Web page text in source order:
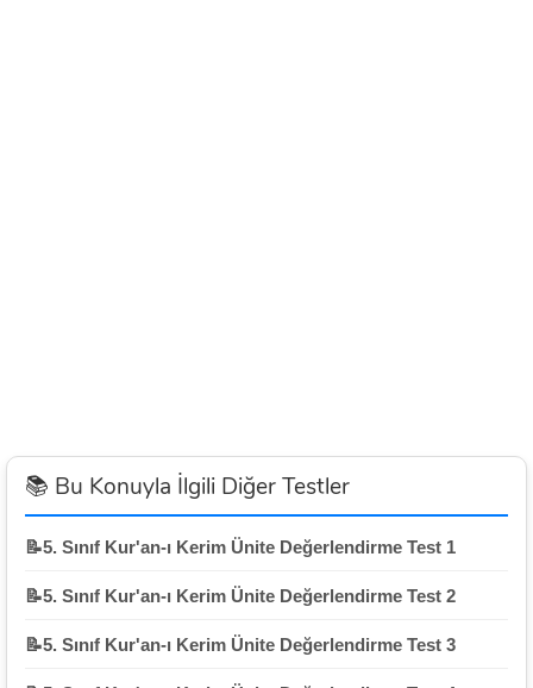
📚 Bu Konuyla İlgili Diğer Testler
📝5. Sınıf Kur'an-ı Kerim Ünite Değerlendirme Test 1
📝5. Sınıf Kur'an-ı Kerim Ünite Değerlendirme Test 2
📝5. Sınıf Kur'an-ı Kerim Ünite Değerlendirme Test 3